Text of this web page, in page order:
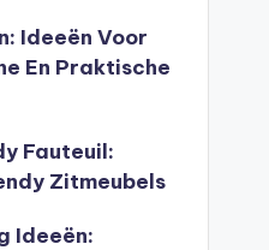
Ideeën Voor
En Praktische
Fauteuil:
Zitmeubels
Ideeën: